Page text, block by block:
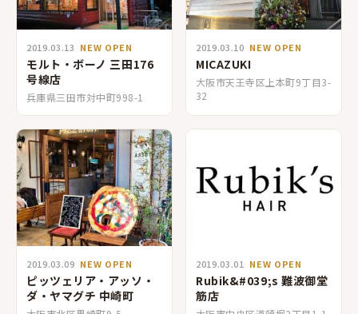
2019.03.13 NEW OPEN
モルト・ボーノ 三田176
号線店
兵庫県三田市対中町998-1
2019.03.10 NEW OPEN
MICAZUKI
大阪市天王寺区上本町9丁目3-
32
2019.03.09 NEW OPEN
ピッツェリア・アッソ・
ダ・ヤマグチ 中崎町
2019.03.01 NEW OPEN
Rubik&#039;s 難波御堂
筋店